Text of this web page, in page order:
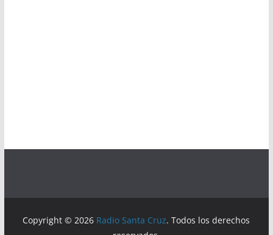
Copyright © 2026 Radio Santa Cruz. Todos los derechos